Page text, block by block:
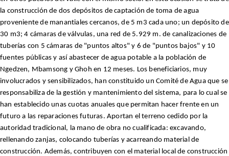
la construcción de dos depósitos de captación de toma de agua
proveniente de manantiales cercanos, de 5 m3 cada uno; un depósito de
30 m3; 4 cámaras de válvulas, una red de 5.929 m. de canalizaciones de
tuberías con 5 cámaras de "puntos altos" y 6 de "puntos bajos" y 10
fuentes públicas y así abastecer de agua potable a la población de
Ngedzen, Mbamsong y Ghoh en 12 meses. Los beneficiarios, muy
involucrados y sensibilizados, han constituido un Comité de Agua que se
responsabiliza de la gestión y mantenimiento del sistema, para lo cual se
han establecido unas cuotas anuales que permitan hacer frente en un
futuro a las reparaciones futuras. Aportan el terreno cedido por la
autoridad tradicional, la mano de obra no cualificada: excavando,
rellenando zanjas, colocando tuberías y acarreando material de
construcción. Además, contribuyen con el material local de construcción